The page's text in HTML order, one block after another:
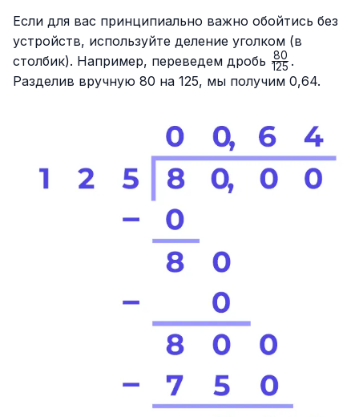
Если для вас принципиально важно обойтись без
устройств, используйте деление уголком (в
столбик). Например, переведем дробь \frac{80}
{125}
125
80 .
Разделив вручную 80 на 125, мы получим 0,64.